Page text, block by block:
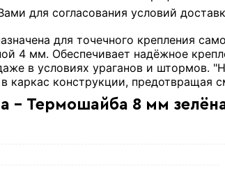
для согласования условий
для точечного крепления
4 мм. Обеспечивает надёжное
в условиях ураганов и штормов.
каркас конструкции, предотвращая
- Термошайба 8 мм